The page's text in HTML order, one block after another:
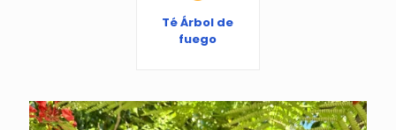
Té Árbol de
fuego